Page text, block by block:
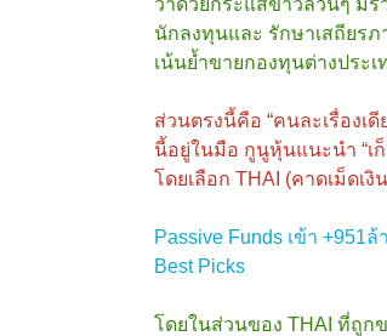
นักลงทุนและ รักษาเสถียร
เน้นย้ำขายกองทุนต่างประ
ส่วนตรงนี้คือ “คนละเรื่องเ
นี้อยู่ในมือ กูนูหุ้นแนะนำ “เก็
โดยเลือก THAI (คาดเม็ดเงิน
Passive Funds เข้า +951
Best Picks
โดยในส่วนของ THAI ที่ถูก